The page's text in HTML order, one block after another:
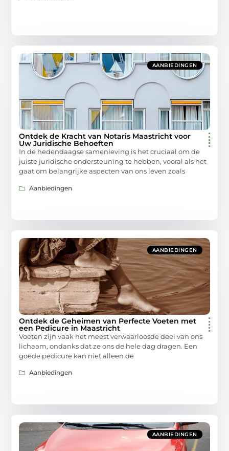
AANBIEDINGEN
Ontdek de Kracht van Notaris Maastricht voor
Uw Juridische Behoeften
In de hedendaagse samenleving is het cruciaal om de
juiste juridische ondersteuning te hebben, vooral als het
gaat om belangrijke aspecten van ons leven zoals
Aanbiedingen
AANBIEDINGEN
Ontdek de Geheimen van Perfecte Voeten met
een Pedicure in Maastricht
Voeten zijn vaak het meest verwaarloosde deel van ons
lichaam, ondanks dat ze ons de hele dag dragen. Een
goede pedicure kan niet alleen de
Aanbiedingen
AANBIEDINGEN